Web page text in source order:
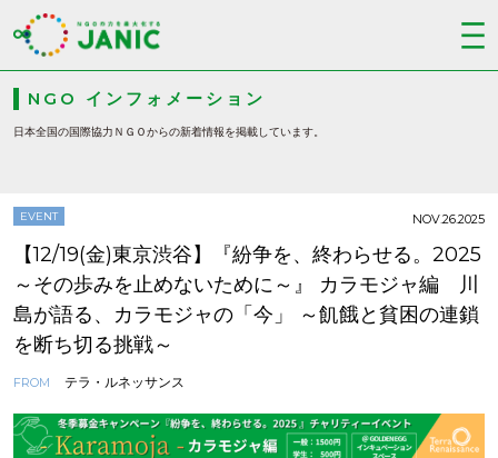
NGO インフォメーション
日本全国の国際協力ＮＧＯからの新着情報を掲載しています。
EVENT
【12/19(金)東京渋谷】『紛争を、終わらせる。2025
～その歩みを止めないために～』 カラモジャ編 川
島が語る、カラモジャの「今」 ～飢餓と貧困の連鎖
を断ち切る挑戦～
FROM テラ・ルネッサンス
NOV.26.2025